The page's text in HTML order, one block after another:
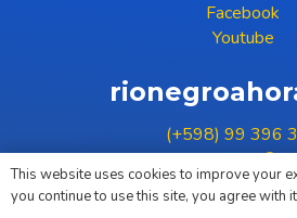
Facebook
Youtube
(+598) 99 396
COPYRIGHT ©
This website uses cookies to improve your
you continue to use this site, you agree with